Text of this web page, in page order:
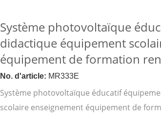
Système photovoltaïque
didactique équipement
équipement de formation
No. d'article: MR333E
Système photovoltaïque éducatif
scolaire enseignement équipement de